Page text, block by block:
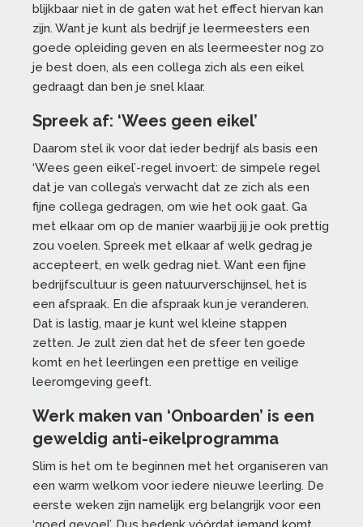
blijkbaar niet in de gaten wat het effect hiervan kan
zijn. Want je kunt als bedrijf je leermeesters een
goede opleiding geven en als leermeester nog zo
je best doen, als een collega zich als een eikel
gedraagt dan ben je snel klaar.
Spreek af: ‘Wees geen eikel’
Daarom stel ik voor dat ieder bedrijf als basis een
‘Wees geen eikel’-regel invoert: de simpele regel
dat je van collega’s verwacht dat ze zich als een
fijne collega gedragen, om wie het ook gaat. Ga
met elkaar om op de manier waarbij jij je ook prettig
zou voelen. Spreek met elkaar af welk gedrag je
accepteert, en welk gedrag niet. Want een fijne
bedrijfscultuur is geen natuurverschijnsel, het is
een afspraak. En die afspraak kun je veranderen.
Dat is lastig, maar je kunt wel kleine stappen
zetten. Je zult zien dat het de sfeer ten goede
komt en het leerlingen een prettige en veilige
leeromgeving geeft.
Werk maken van ‘Onboarden’ is een
geweldig anti-eikelprogramma
Slim is het om te beginnen met het organiseren van
een warm welkom voor iedere nieuwe leerling. De
eerste weken zijn namelijk erg belangrijk voor een